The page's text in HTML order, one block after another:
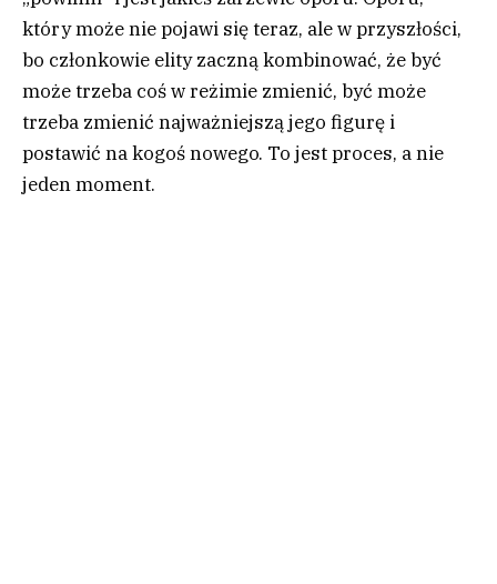
który może nie pojawi się teraz, ale w przyszłości,
bo członkowie elity zaczną kombinować, że być
może trzeba coś w reżimie zmienić, być może
trzeba zmienić najważniejszą jego figurę i
postawić na kogoś nowego. To jest proces, a nie
jeden moment.